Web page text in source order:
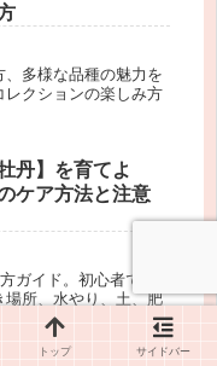
多様な品種の魅力を
クションの楽しみ方
丹】を育てよ
ケア方法と注意
ガイド。初心者でも
所、水やり、土、肥
解説します。
トップ サイドバー